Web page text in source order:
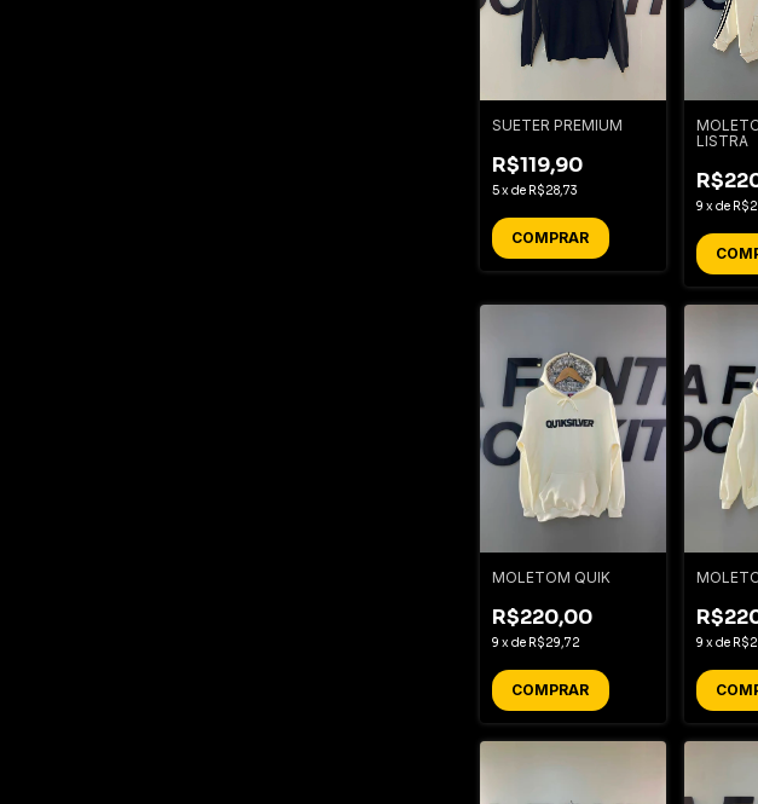
SUETER PREMIUM
R$119,90
5xde R$28,73
COMPRAR
LISTRA
9 xde
MOLETOM QUIK
R$220,00
9 xde R$29,72
COMPRAR
9 xde